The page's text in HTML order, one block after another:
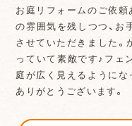
お庭リフォームのご依頼
の雰囲気を残しつつ、お
させていただきました。
っていて素敵です♪フェ
庭が広く見えるようにな
ありがとうございます。